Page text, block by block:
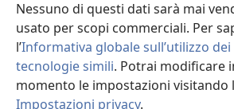
Nessuno di questi dati sarà mai
usato per scopi commerciali. Per
l’Informativa globale sull’utilizzo
tecnologie simili. Potrai modificare
momento le impostazioni visitando
Impostazioni privacy.